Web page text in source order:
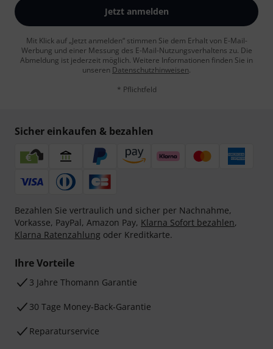
Jetzt anmelden
Mit Klick auf „Jetzt anmelden“ stimmen Sie dem Erhalt von E-Mail-
Werbung und einer Messung des E-Mail-Nutzungsverhaltens zu. Die
Abmeldung ist jederzeit möglich. Weitere Informationen finden Sie in
unseren Datenschutzhinweisen.
* Pflichtfeld
Sicher einkaufen & bezahlen
Bezahlen Sie vertraulich und sicher per Nachnahme,
Vorkasse, PayPal, Amazon Pay, Klarna Sofort bezahlen,
Klarna Ratenzahlung oder Kreditkarte.
Ihre Vorteile
3 Jahre Thomann Garantie
30 Tage Money-Back-Garantie
Reparaturservice